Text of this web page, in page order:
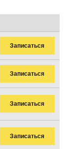
Записаться
Записаться
Записаться
Записаться